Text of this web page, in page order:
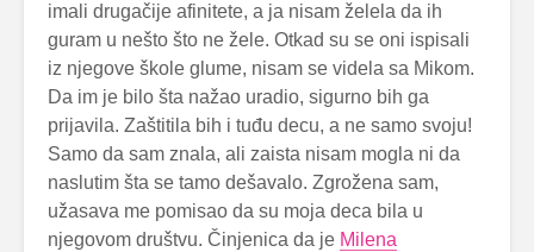
imali drugačije afinitete, a ja nisam želela da ih
guram u nešto što ne žele. Otkad su se oni ispisali
iz njegove škole glume, nisam se videla sa Mikom.
Da im je bilo šta nažao uradio, sigurno bih ga
prijavila. Zaštitila bih i tuđu decu, a ne samo svoju!
Samo da sam znala, ali zaista nisam mogla ni da
naslutim šta se tamo dešavalo. Zgrožena sam,
užasava me pomisao da su moja deca bila u
njegovom društvu. Činjenica da je Milena